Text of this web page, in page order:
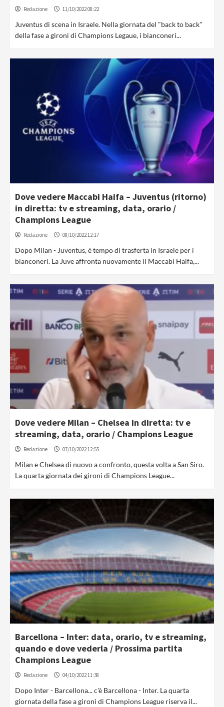
Redazione 11/10/2022 08:22
Juventus di scena in Israele. Nella giornata del "back to back"
della fase a gironi di Champions Legaue, i bianconeri...
Dove vedere Maccabi Haifa – Juventus (ritorno)
in diretta: tv e streaming, data, orario /
Champions League
Redazione 08/10/2022 12:17
Dopo Milan - Juventus, è tempo di trasferta in Israele per i
bianconeri. La Juve affronta nuovamente il Maccabi Haifa,...
Dove vedere Milan – Chelsea in diretta: tv e
streaming, data, orario / Champions League
Redazione 07/10/2022 12:55
Milan e Chelsea di nuovo a confronto, questa volta a San Siro.
La quarta giornata dei gironi di Champions League...
Barcellona – Inter: data, orario, tv e streaming,
quando e dove vederla / Prossima partita
Champions League
Redazione 04/10/2022 11:38
Dopo Inter - Barcellona... c'è Barcellona - Inter. La quarta
giornata della fase a gironi di Champions League riserva il...